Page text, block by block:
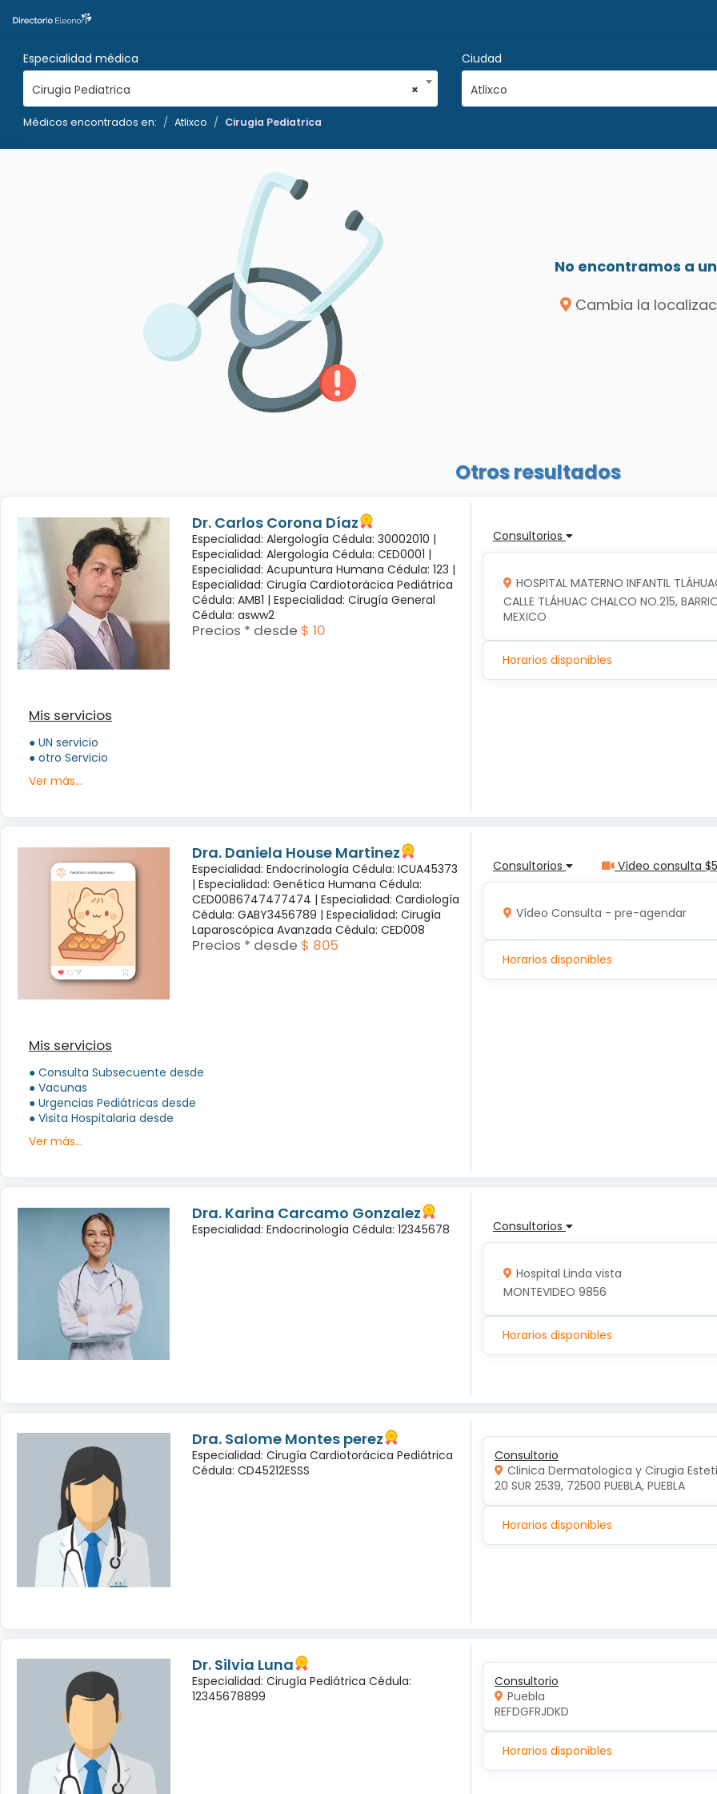
Especialidad médica
×
Cirugia Pediatrica
Ciudad
Atlixco
Médicos encontrados en: Atlixco Cirugia Pediatrica
No encontramos a
Cambia la
Otros resultados
Dr. Carlos Corona Díaz
Especialidad: Alergología Cédula: 30002010 |
Especialidad: Alergología Cédula: CED0001 |
Especialidad: Acupuntura Humana Cédula: 123 |
Especialidad: Cirugía Cardiotorácica Pediátrica
Cédula: AMB1 | Especialidad: Cirugía General
Cédula: asww2
Precios * desde $ 10
Mis servicios
● UN servicio
● otro Servicio
Ver más...
Consultorios
HOSPITAL MATERNO INFANTIL
CALLE TLÁHUAC CHALCO NO.215,
MEXICO
Horarios disponibles
Dra. Daniela House Martinez
Especialidad: Endocrinología Cédula: ICUA45373
| Especialidad: Genética Humana Cédula:
CED0086747477474 | Especialidad: Cardiología
Cédula: GABY3456789 | Especialidad: Cirugía
Laparoscópica Avanzada Cédula: CED008
Precios * desde $ 805
Mis servicios
● Consulta Subsecuente desde
● Vacunas
● Urgencias Pediátricas desde
● Visita Hospitalaria desde
Ver más...
Consultorios Vídeo consulta
Vídeo Consulta - pre-agendar
Horarios disponibles
Dra. Karina Carcamo Gonzalez
Especialidad: Endocrinología Cédula: 12345678 Consultorios
Hospital Linda vista
MONTEVIDEO 9856
Horarios disponibles
Dra. Salome Montes perez
Especialidad: Cirugía Cardiotorácica Pediátrica
Cédula: CD45212ESSS
Consultorio
Clinica Dermatologica y Cirugia
20 SUR 2539, 72500 PUEBLA, PUEBLA
Horarios disponibles
Dr. Silvia Luna
Especialidad: Cirugía Pediátrica Cédula:
12345678899
Consultorio
Puebla
REFDGFRJDKD
Horarios disponibles